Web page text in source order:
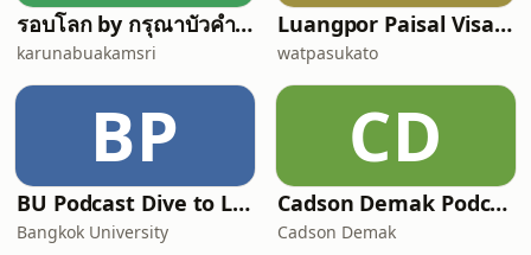
รอบโลก by กรุณาบัวคำศรี
karunabuakamsri
Luangpor Paisal Visalo‘s Podcast (ธรรมะ จาก หลวงพ่อไพศาล วิสาโล)
watpasukato
BP
BU Podcast Dive to Lock in
Bangkok University
CD
Cadson Demak Podcast
Cadson Demak